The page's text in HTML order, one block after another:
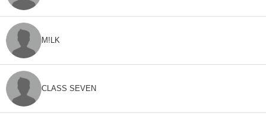
M!LK
CLASS SEVEN